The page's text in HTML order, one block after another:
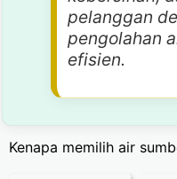
pelanggan
pengolahan
efisien.
Kenapa memilih air